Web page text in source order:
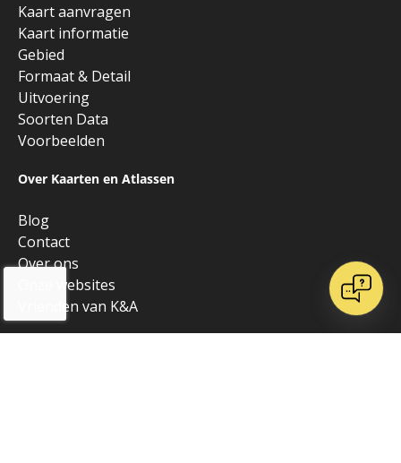
Kaart aanvragen
Kaart informatie
Gebied
Formaat & Detail
Uitvoering
Soorten Data
Voorbeelden
Over Kaarten en Atlassen
Blog
Contact
Over ons
Onze websites
Vrienden van K&A